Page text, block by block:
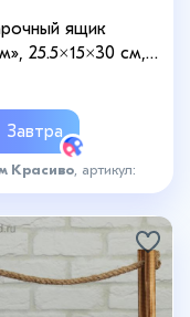
ящик
25.5×15×30 см,
Завтра
Красиво , артикул: